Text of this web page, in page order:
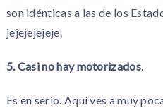
son idénticas a las de los
jejejejejeje.
5. Casi no hay motorizados.
Es en serio. Aquí ves a muy